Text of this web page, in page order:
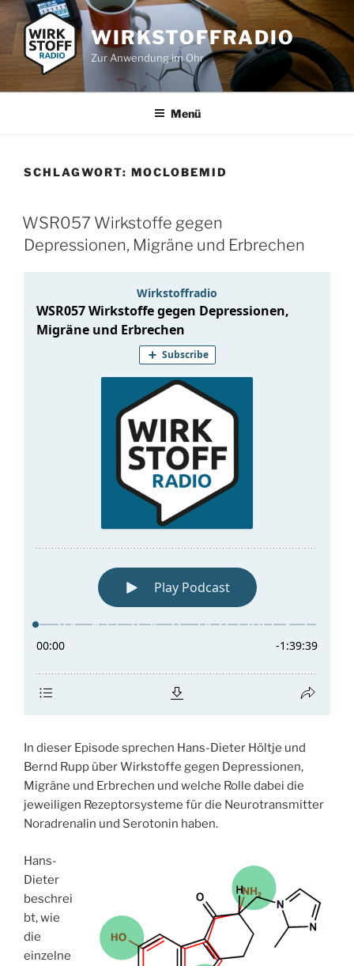
Zum
Inhalt
springen
WIRKSTOFFRADIO
Zur Anwendung im Ohr
Menü
SCHLAGWORT: MOCLOBEMID
WSR057 Wirkstoffe gegen
Depressionen, Migräne und Erbrechen
In dieser Episode sprechen Hans-Dieter Höltje und
Bernd Rupp über Wirkstoffe gegen Depressionen,
Migräne und Erbrechen und welche Rolle dabei die
jeweiligen Rezeptorsysteme für die Neurotransmitter
Noradrenalin und Serotonin haben.
Hans-
Dieter
beschrei
bt, wie
die
einzelne